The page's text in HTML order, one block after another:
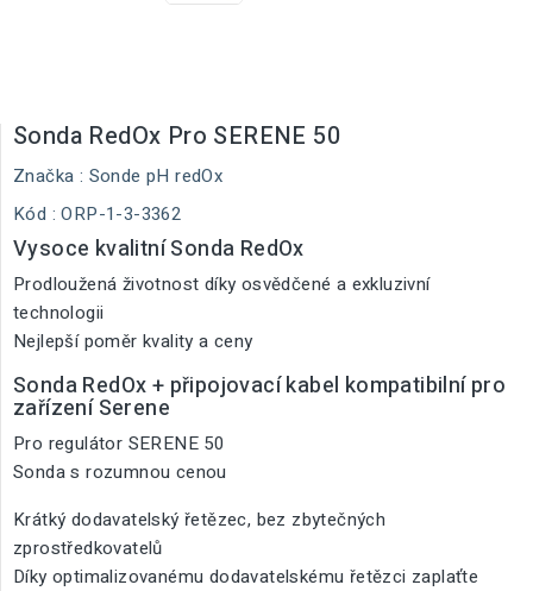
Sonda RedOx Pro SERENE 50
Značka : Sonde pH redOx
Kód : ORP-1-3-3362
Vysoce kvalitní Sonda RedOx
Prodloužená životnost díky osvědčené a exkluzivní
technologii
Nejlepší poměr kvality a ceny
Sonda RedOx + připojovací kabel kompatibilní pro
zařízení Serene
Pro regulátor SERENE 50
Sonda s rozumnou cenou
Krátký dodavatelský řetězec, bez zbytečných
zprostředkovatelů
Díky optimalizovanému dodavatelskému řetězci zaplaťte